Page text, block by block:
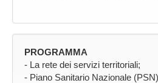
PROGRAMMA
- La rete dei servizi territoriali;
- Piano Sanitario Nazionale